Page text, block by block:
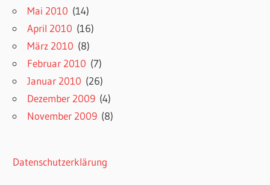
Mai 2010 (14)
April 2010 (16)
März 2010 (8)
Februar 2010 (7)
Januar 2010 (26)
Dezember 2009 (4)
November 2009 (8)
Datenschutzerklärung